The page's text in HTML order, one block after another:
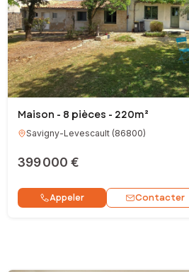
Maison - 8 pièces - 220m²
Savigny-Levescault(86800)
399 000 €
Appeler Contacter